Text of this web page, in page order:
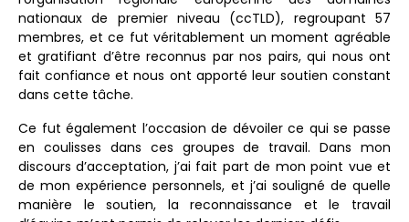
nationaux de premier niveau (ccTLD), regroupant 57
membres, et ce fut véritablement un moment agréable
et gratifiant d’être reconnus par nos pairs, qui nous ont
fait confiance et nous ont apporté leur soutien constant
dans cette tâche.
Ce fut également l’occasion de dévoiler ce qui se passe
en coulisses dans ces groupes de travail. Dans mon
discours d’acceptation, j’ai fait part de mon point vue et
de mon expérience personnels, et j’ai souligné de quelle
manière le soutien, la reconnaissance et le travail